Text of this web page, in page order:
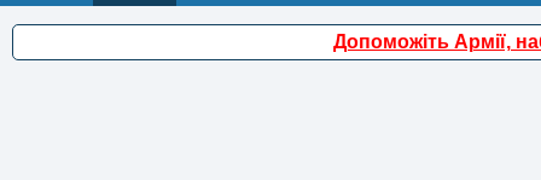
Допоможіть Армії,